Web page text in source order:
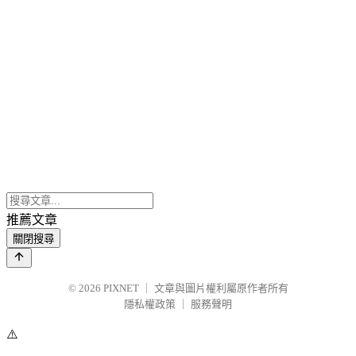
推薦文章
關閉搜尋
© 2026 PIXNET
文章與圖片權利屬原作者所有
隱私權政策
服務聲明
⚠️